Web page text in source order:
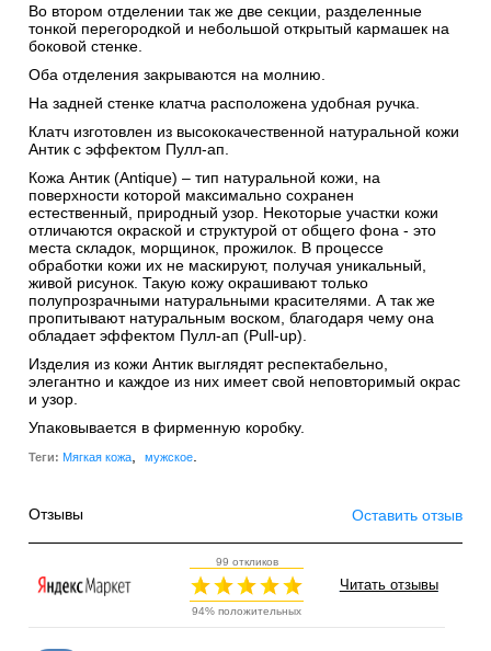
Во втором отделении так же две секции, разделенные
тонкой перегородкой и небольшой открытый кармашек на
боковой стенке.
Оба отделения закрываются на молнию.
На задней стенке клатча расположена удобная ручка.
Клатч изготовлен из высококачественной натуральной кожи
Антик c эффектом Пулл-ап.
Кожа Антик (Antique) – тип натуральной кожи, на
поверхности которой максимально сохранен
естественный, природный узор. Некоторые участки кожи
отличаются окраской и структурой от общего фона - это
места складок, морщинок, прожилок. В процессе
обработки кожи их не маскируют, получая уникальный,
живой рисунок. Такую кожу окрашивают только
полупрозрачными натуральными красителями. А так же
пропитывают натуральным воском, благодаря чему она
обладает эффектом Пулл-ап (Pull-up).
Изделия из кожи Антик выглядят респектабельно,
элегантно и каждое из них имеет свой неповторимый окрас
и узор.
Упаковывается в фирменную коробку.
Теги: Мягкая кожа мужское.
Отзывы Оставить отзыв
99 откликов
94% положительных
Читать отзывы